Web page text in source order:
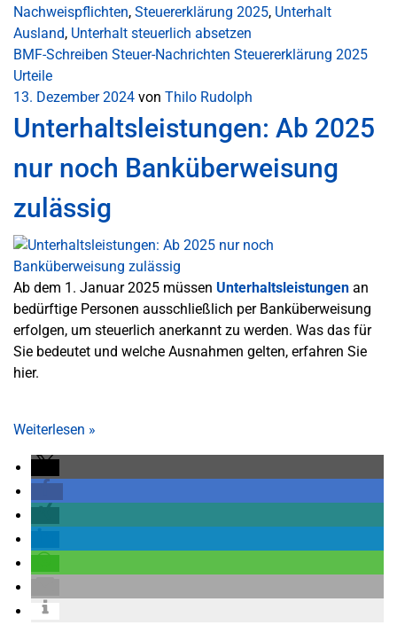
Nachweispflichten, Steuererklärung 2025, Unterhalt
Ausland, Unterhalt steuerlich absetzen
BMF-Schreiben Steuer-Nachrichten Steuererklärung 2025
Urteile
13. Dezember 2024 von Thilo Rudolph
Unterhaltsleistungen: Ab 2025
nur noch Banküberweisung
zulässig
Ab dem 1. Januar 2025 müssen Unterhaltsleistungen an
bedürftige Personen ausschließlich per Banküberweisung
erfolgen, um steuerlich anerkannt zu werden. Was das für
Sie bedeutet und welche Ausnahmen gelten, erfahren Sie
hier.
Weiterlesen »